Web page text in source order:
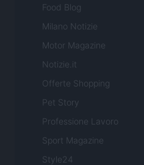
Food Blog
Milano Notizie
Motor Magazine
Notizie.it
Offerte Shopping
Pet Story
Professione Lavoro
Sport Magazine
Style24